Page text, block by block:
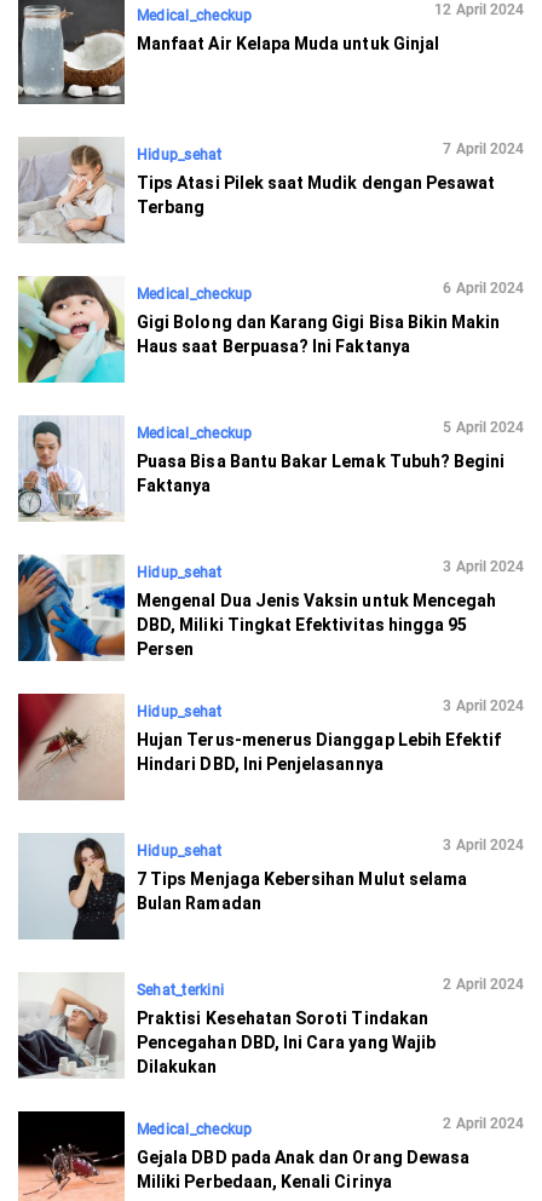
Medical_checkup 12 April 2024
Manfaat Air Kelapa Muda untuk Ginjal
Hidup_sehat 7 April 2024
Tips Atasi Pilek saat Mudik dengan Pesawat
Terbang
Medical_checkup 6 April 2024
Gigi Bolong dan Karang Gigi Bisa Bikin Makin
Haus saat Berpuasa? Ini Faktanya
Medical_checkup 5 April 2024
Puasa Bisa Bantu Bakar Lemak Tubuh? Begini
Faktanya
Hidup_sehat 3 April 2024
Mengenal Dua Jenis Vaksin untuk Mencegah
DBD, Miliki Tingkat Efektivitas hingga 95
Persen
Hidup_sehat 3 April 2024
Hujan Terus-menerus Dianggap Lebih Efektif
Hindari DBD, Ini Penjelasannya
Hidup_sehat 3 April 2024
7 Tips Menjaga Kebersihan Mulut selama
Bulan Ramadan
Sehat_terkini 2 April 2024
Praktisi Kesehatan Soroti Tindakan
Pencegahan DBD, Ini Cara yang Wajib
Dilakukan
Medical_checkup 2 April 2024
Gejala DBD pada Anak dan Orang Dewasa
Miliki Perbedaan, Kenali Cirinya